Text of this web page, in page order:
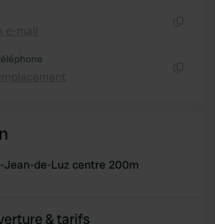
Jean-de-Luz centre 200m
& tarifs